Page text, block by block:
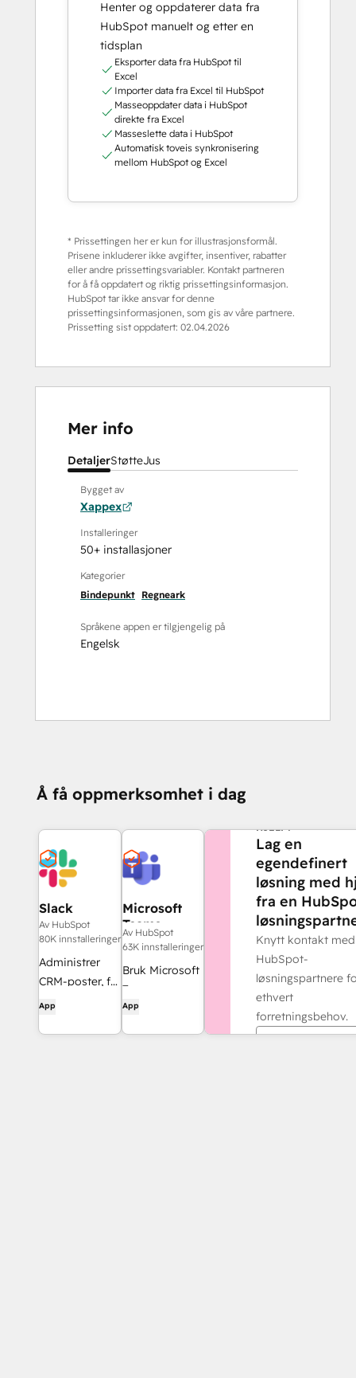
Henter og oppdaterer data fra
HubSpot manuelt og etter en
tidsplan
Eksporter data fra HubSpot til
Excel
Importer data fra Excel til HubSpot
Masseoppdater data i HubSpot
direkte fra Excel
Masseslette data i HubSpot
Automatisk toveis synkronisering
mellom HubSpot og Excel
* Prissettingen her er kun for illustrasjonsformål.
Prisene inkluderer ikke avgifter, insentiver, rabatter
eller andre prissettingsvariabler. Kontakt partneren
for å få oppdatert og riktig prissettingsinformasjon.
HubSpot tar ikke ansvar for denne
prissettingsinformasjonen, som gis av våre partnere.
Prissetting sist oppdatert: 02.04.2026
Mer info
DetaljerStøtteJus
Bygget av
Xappex
Installeringer
50+ installasjoner
Kategorier
Bindepunkt Regneark
Språkene appen er tilgjengelig på
Engelsk
Å få oppmerksomhet i dag
Slack
Av HubSpot
80K innstalleringer
Administrer
CRM-poster, få
AI-drevet
Breeze, send
App
Microsoft
Teams
Av HubSpot
63K innstalleringer
Bruk Microsoft
Teams og
HubSpot til
møter,
App
HJELP?
Lag en
egendefinert
løsning med
fra en
Knytt kontakt med
HubSpot-
løsningspartnere
ethvert
forretningsbehov.